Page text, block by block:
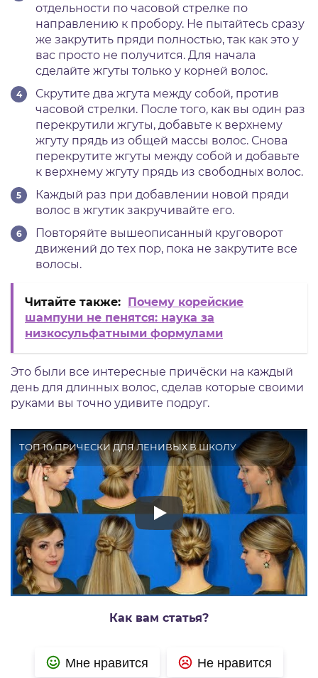
отдельности по часовой стрелке по
направлению к пробору. Не пытайтесь сразу
же закрутить пряди полностью, так как это у
вас просто не получится. Для начала
сделайте жгуты только у корней волос.
Скрутите два жгута между собой, против
часовой стрелки. После того, как вы один раз
перекрутили жгуты, добавьте к верхнему
жгуту прядь из общей массы волос. Снова
перекрутите жгуты между собой и добавьте
к верхнему жгуту прядь из свободных волос.
Каждый раз при добавлении новой пряди
волос в жгутик закручивайте его.
Повторяйте вышеописанный круговорот
движений до тех пор, пока не закрутите все
волосы.
Читайте также: Почему корейские
шампуни не пенятся: наука за
низкосульфатными формулами
Это были все интересные причёски на каждый
день для длинных волос, сделав которые своими
руками вы точно удивите подруг.
ТОП 10 ПРИЧЕСКИ ДЛЯ ЛЕНИВЫХ В ШКОЛУ
Как вам статья?
Мне нравится Не нравится